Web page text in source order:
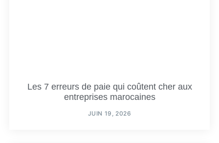
Les 7 erreurs de paie qui coûtent cher aux
entreprises marocaines
JUIN 19, 2026